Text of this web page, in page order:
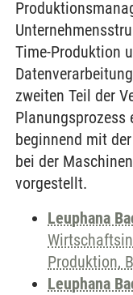
Time-Produktion
zweiten Teil der
Planungsprozess
beginnend mit
bei der
vorgestellt.
Leuphana
Produktion,
Leuphana